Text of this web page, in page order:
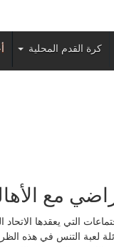
كرة القدم المحلية
مع
التي يعقدها
لعبة التنس في هذه